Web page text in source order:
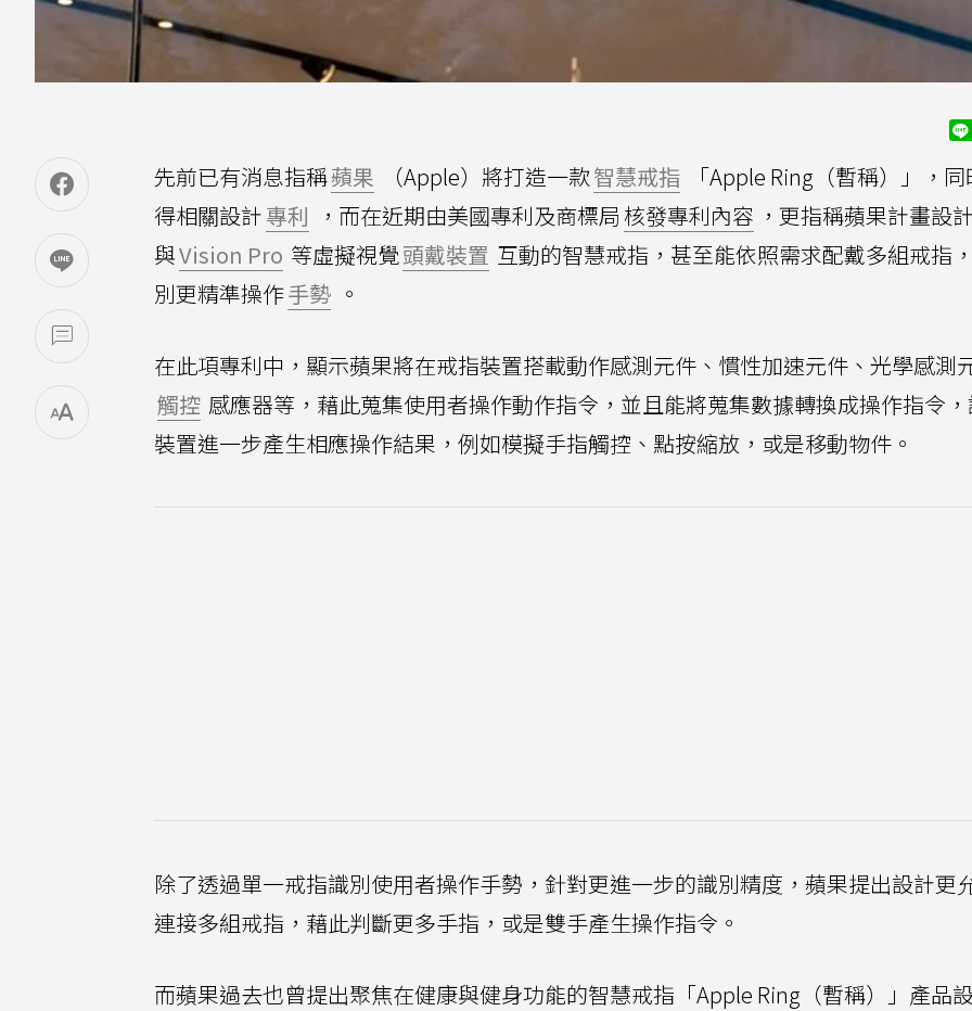
先前已有消息指稱蘋果 （Apple）將打造一款智慧戒指
「Apple Ring（暫稱）」，
得相關設計專利 ，而在近期由美國專利及商標局 核發專利內容 ，更指稱蘋果計畫設
與Vision Pro 等虛擬視覺頭戴裝置 互動的智慧戒指，甚至能依照需求配戴多組戒指
別更精準操作手勢 。
在此項專利中，顯示蘋果將在戒指裝置搭載動作感測元件、慣性加速元件、光學感測
觸控 感應器等，藉此蒐集使用者操作動作指令，並且能將蒐集數據轉換成操作指令
裝置進一步產生相應操作結果，例如模擬手指觸控、點按縮放，或是移動物件。
除了透過單一戒指識別使用者操作手勢，針對更進一步的識別精度，蘋果提出設計更
連接多組戒指，藉此判斷更多手指，或是雙手產生操作指令。
而蘋果過去也曾提出聚焦在健康與健身功能的智慧戒指「Apple Ring（暫稱）」產品